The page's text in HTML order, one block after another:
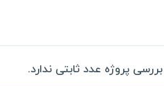
پروژه عدد ثابتی ندارد.